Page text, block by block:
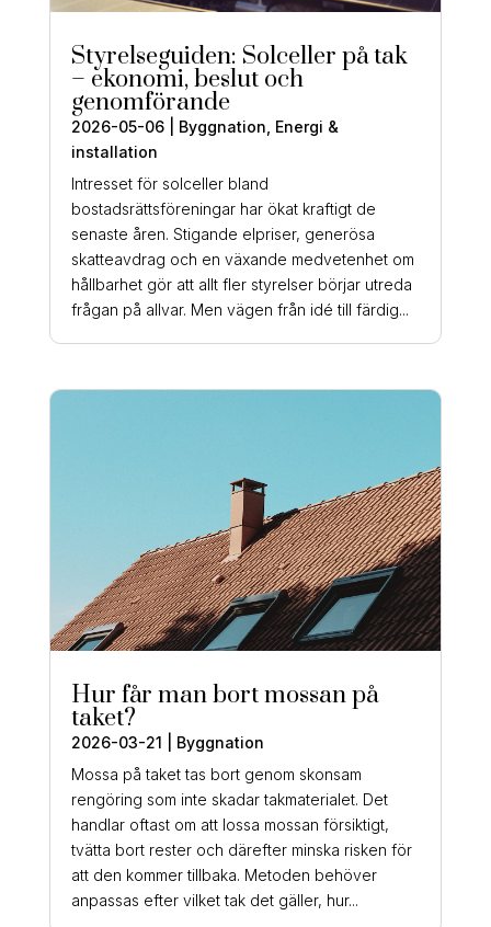
Styrelseguiden: Solceller på tak
– ekonomi, beslut och
genomförande
2026-05-06| Byggnation Energi &
installation
Intresset för solceller bland
bostadsrättsföreningar har ökat kraftigt de
senaste åren. Stigande elpriser, generösa
skatteavdrag och en växande medvetenhet om
hållbarhet gör att allt fler styrelser börjar utreda
frågan på allvar. Men vägen från idé till färdig...
Hur får man bort mossan på
taket?
2026-03-21
Byggnation
Mossa på taket tas bort genom skonsam
rengöring som inte skadar takmaterialet. Det
handlar oftast om att lossa mossan försiktigt,
tvätta bort rester och därefter minska risken för
att den kommer tillbaka. Metoden behöver
anpassas efter vilket tak det gäller, hur...